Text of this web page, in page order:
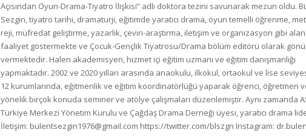
Açısından Oyun-Drama-Tiyatro İlişkisi” adlı doktora tezini savunarak mezun oldu.
Sezgin, tiyatro tarihi, dramaturji, eğitimde yaratıcı drama, oyun temelli öğrenme,
reji, müfredat geliştirme, yazarlık, çeviri-araştırma, iletişim ve organizasyon gibi
faaliyet göstermekte ve Çocuk-Gençlik Tiyatrosu/Drama bölüm editörü olarak
vermektedir. Halen akademisyen, hizmet içi eğitim uzmanı ve eğitim danışmanlığı
yapmaktadır. 2002 ve 2020 yılları arasında anaokulu, ilkokul, ortaokul ve lise
12 kurumlarında, eğitmenlik ve eğitim koordinatörlüğü yaparak öğrenci, öğretmen
yönelik birçok konuda seminer ve atölye çalışmaları düzenlemiştir. Aynı zamanda
Türkiye Merkezi Yönetim Kurulu ve Çağdaş Drama Derneği üyesi, yaratıcı drama
İletişim: bulentsezgin1976@gmail.com https://twitter.com/blszgn Instagram: